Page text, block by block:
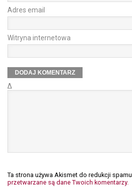
Adres email
Witryna internetowa
Δ
Ta strona używa Akismet do redukcji spamu.
przetwarzane są dane Twoich komentarzy.